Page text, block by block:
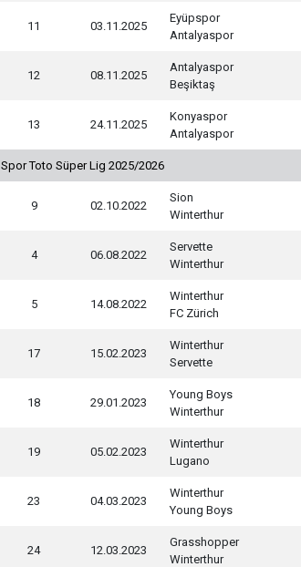
11 03.11.2025
Eyüpspor
Antalyaspor
12 08.11.2025
Antalyaspor
Beşiktaş
13 24.11.2025
Konyaspor
Antalyaspor
Spor Toto Süper Lig 2025/2026
9 02.10.2022
Sion
Winterthur
4 06.08.2022
Servette
Winterthur
5 14.08.2022
Winterthur
FC Zürich
17 15.02.2023
Winterthur
Servette
18 29.01.2023
Young Boys
Winterthur
19 05.02.2023
Winterthur
Lugano
23 04.03.2023
Winterthur
Young Boys
24 12.03.2023
Grasshopper
Winterthur